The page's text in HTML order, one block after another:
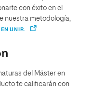
con éxito en el
nuestra metodología,
UNIR.
del Máster en
te calificarán con